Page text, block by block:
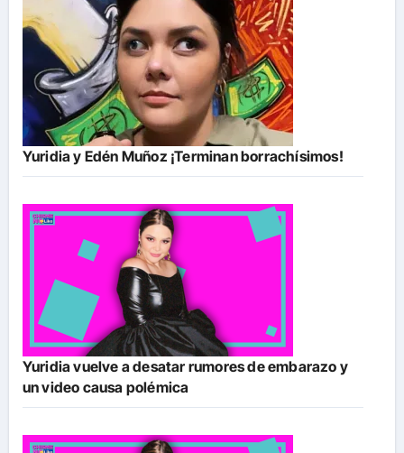
Yuridia y Edén Muñoz ¡Terminan borrachísimos!
Yuridia vuelve a desatar rumores de embarazo y
un video causa polémica